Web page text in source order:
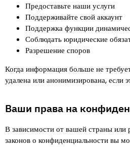
Предоставьте наши услуги
Поддерживайте свой аккаунт
Поддержка функции
Соблюдать юридические
Разрешение споров
Когда информация больше не
удалена или анонимизирована, если
Ваши права на
В зависимости от вашей страны
законов о конфиденциальности вы